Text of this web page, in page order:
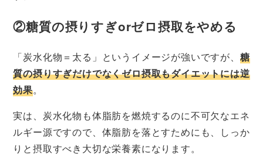
②糖質の摂りすぎorゼロ摂取をやめる
「炭水化物＝太る」というイメージが強いですが、 糖
質の摂りすぎだけでなくゼロ摂取もダイエットには逆
効果。
実は、炭水化物も体脂肪を燃焼するのに不可欠なエネ
ルギー源ですので、体脂肪を落とすためにも、しっか
りと摂取すべき大切な栄養素になります。